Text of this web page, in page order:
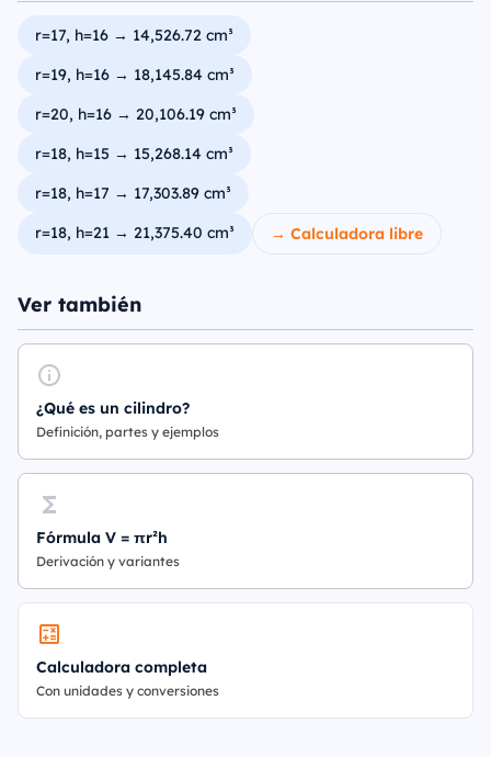
r=17, h=16 → 14,526.72 cm³
r=19, h=16 → 18,145.84 cm³
r=20, h=16 → 20,106.19 cm³
r=18, h=15 → 15,268.14 cm³
r=18, h=17 → 17,303.89 cm³
r=18, h=21 → 21,375.40 cm³
→ Calculadora libre
Ver también
¿Qué es un cilindro?
Definición, partes y ejemplos
Fórmula V = πr²h
Derivación y variantes
Calculadora completa
Con unidades y conversiones